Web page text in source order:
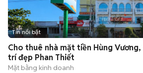
Tin nổi bật
Cho thuê nhà mặt tiền Hùng
trí đẹp Phan Thiết
Mặt bằng kinh doanh